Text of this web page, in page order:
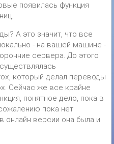
появилась функция
А это значит, что все
- на вашей машине -
сервера. До этого
который делал переводы
Сейчас же все крайне
понятное дело, пока в
пока нет
онлайн версии она была и